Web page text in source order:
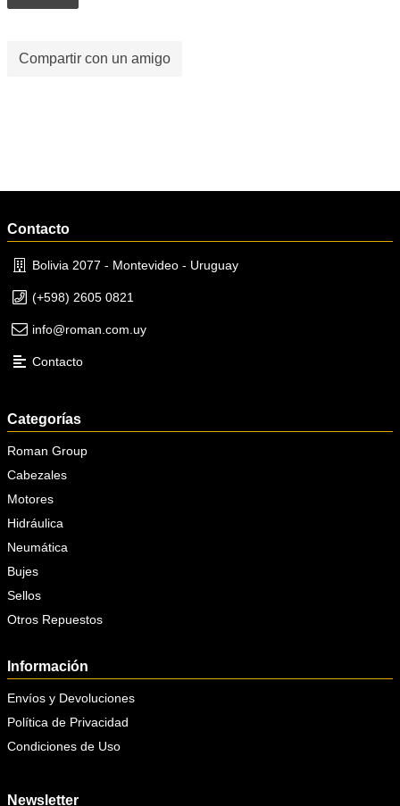
Compartir con un amigo
Contacto
Bolivia 2077 - Montevideo - Uruguay
(+598) 2605 0821
info@roman.com.uy
Contacto
Categorías
Roman Group
Cabezales
Motores
Hidráulica
Neumática
Bujes
Sellos
Otros Repuestos
Información
Envíos y Devoluciones
Política de Privacidad
Condiciones de Uso
Newsletter